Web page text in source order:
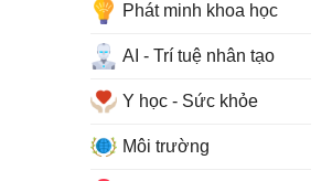
Phát minh khoa học
AI - Trí tuệ nhân tạo
Y học - Sức khỏe
Môi trường